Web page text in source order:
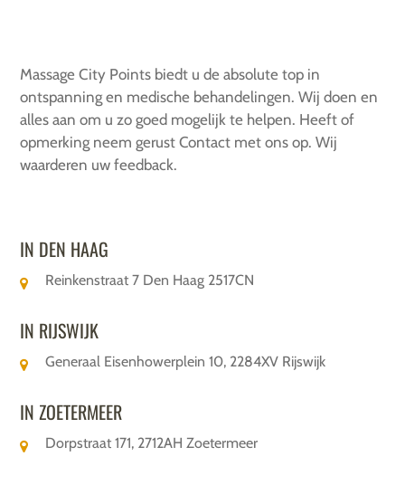
Massage City Points biedt u de absolute top in
ontspanning en medische behandelingen. Wij doen en
alles aan om u zo goed mogelijk te helpen. Heeft of
opmerking neem gerust Contact met ons op. Wij
waarderen uw feedback.
IN DEN HAAG
Reinkenstraat 7 Den Haag 2517CN
IN RIJSWIJK
Generaal Eisenhowerplein 10, 2284XV Rijswijk
IN ZOETERMEER
Dorpstraat 171, 2712AH Zoetermeer